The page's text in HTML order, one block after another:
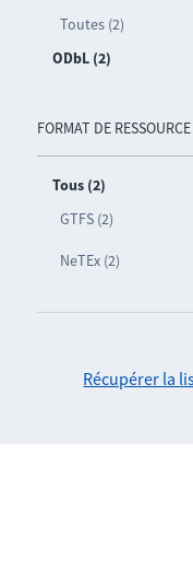
Toutes (2)
ODbL (2)
FORMAT DE RESSOURCE
Tous (2)
GTFS (2)
NeTEx (2)
Récupérer la